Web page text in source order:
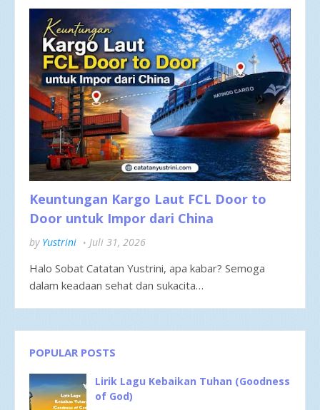
Keuntungan Kargo Laut FCL Door to
Door untuk Impor dari China
by Yustrini Juli 31, 2026
Halo Sobat Catatan Yustrini, apa kabar? Semoga
dalam keadaan sehat dan sukacita…
POPULAR POSTS
Lirik Lagu Kebaikan Tuhan (Goodness
of God)